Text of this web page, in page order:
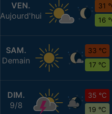
VEN.
Aujourd'hui
31
16
SAM.
Demain
33 °C
17 °C
DIM.
9/8
35 °C
19 °C